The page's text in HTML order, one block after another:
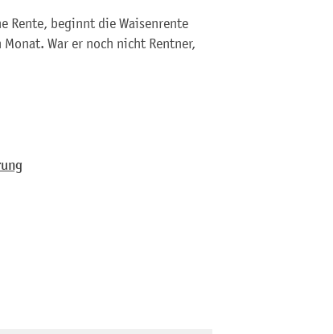
Rente, beginnt die Waisenrente
War er noch nicht Rentner,